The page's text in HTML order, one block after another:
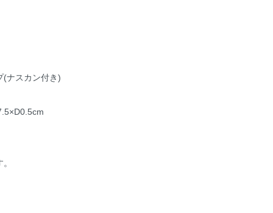
(ナスカン付き)